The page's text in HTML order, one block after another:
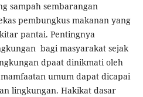
sampah sembarangan
pembungkus makanan yang
pantai. Pentingnya
bagi masyarakat sejak
dpaat dinikmati oleh
umum dapat dicapai
lingkungan. Hakikat dasar